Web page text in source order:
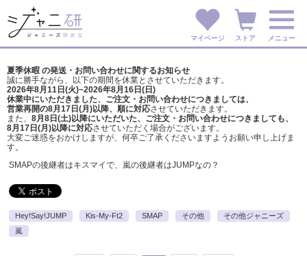
マイページ ストア メニュー
夏季休暇 の発送・お問い合わせに関するお知らせ
誠に勝手ながら、以下の期間を休業とさせていただきます。
2026年8月11日(火)~2026年8月16日(日)
休業中にいただきました、ご注文・お問い合わせにつきましては、
営業再開の8月17日(月)以降、順に対応させていただきます。
また、 8月8日(土)以降にいただいた、ご注文・ お問い合わせにつきましても、
8月17日(月)以降に対応させていただく場合がございます。
大変ご迷惑をおかけしますが、 何卒ご了承くださいますようお願い申し上げま
す。
SMAPの後継者はキスマイで、嵐の後継者はJUMPなの？
Hey!Say!JUMP Kis-My-Ft2 SMAP その他
その他ジャニーズ
嵐